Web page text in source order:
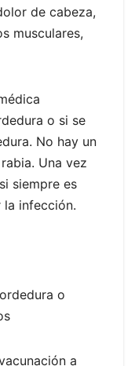
de cabeza,
musculares,
o si se
No hay un
Una vez
siempre es
la infección.
o
a